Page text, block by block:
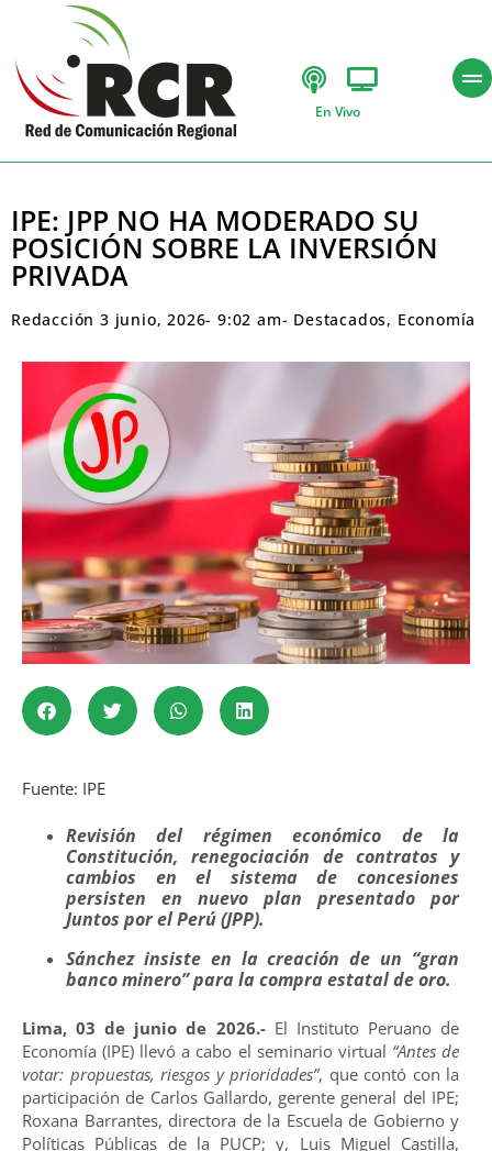
En Vivo
IPE: JPP NO HA MODERADO SU
POSICIÓN SOBRE LA INVERSIÓN
PRIVADA
Redacción 3 junio, 2026- 9:02 am- Destacados, Economía
Fuente: IPE
Revisión del régimen económico de la
Constitución, renegociación de contratos y
cambios en el sistema de concesiones
persisten en nuevo plan presentado por
Juntos por el Perú (JPP).
Sánchez insiste en la creación de un “gran
banco minero” para la compra estatal de oro.
Lima, 03 de junio de 2026.-El Instituto Peruano de
Economía (IPE) llevó a cabo el seminario virtual “Antes de
votar: propuestas, riesgos y prioridades”, que contó con la
participación de Carlos Gallardo, gerente general del IPE;
Roxana Barrantes, directora de la Escuela de Gobierno y
Políticas Públicas de la PUCP; y, Luis Miguel Castilla,